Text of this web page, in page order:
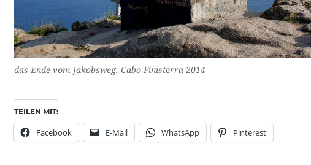
das Ende vom Jakobsweg, Cabo Finisterra 2014
TEILEN MIT:
Facebook E-Mail WhatsApp Pinterest